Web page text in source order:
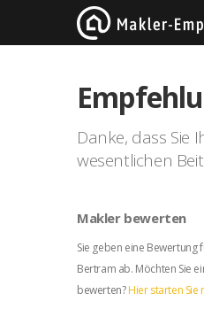
Danke, dass Sie
wesentlichen
Makler bewerten
Sie geben eine Bewertung
Bertram ab. Möchten Sie
bewerten?Hier starten Sie